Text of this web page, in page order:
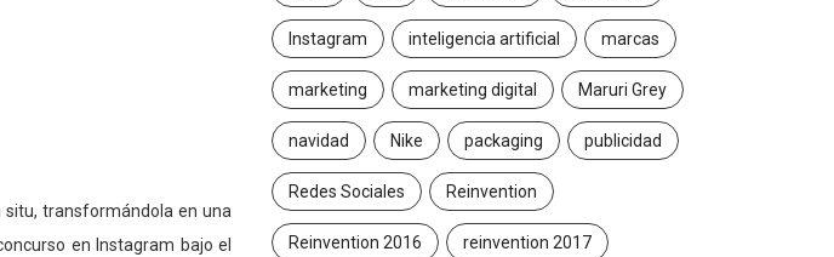
situ, transformándola en una
en Instagram bajo el
Instagram inteligencia artificial marcas
marketing marketing digital Maruri Grey
navidad Nike packaging publicidad
Redes Sociales Reinvention
Reinvention 2016 reinvention 2017